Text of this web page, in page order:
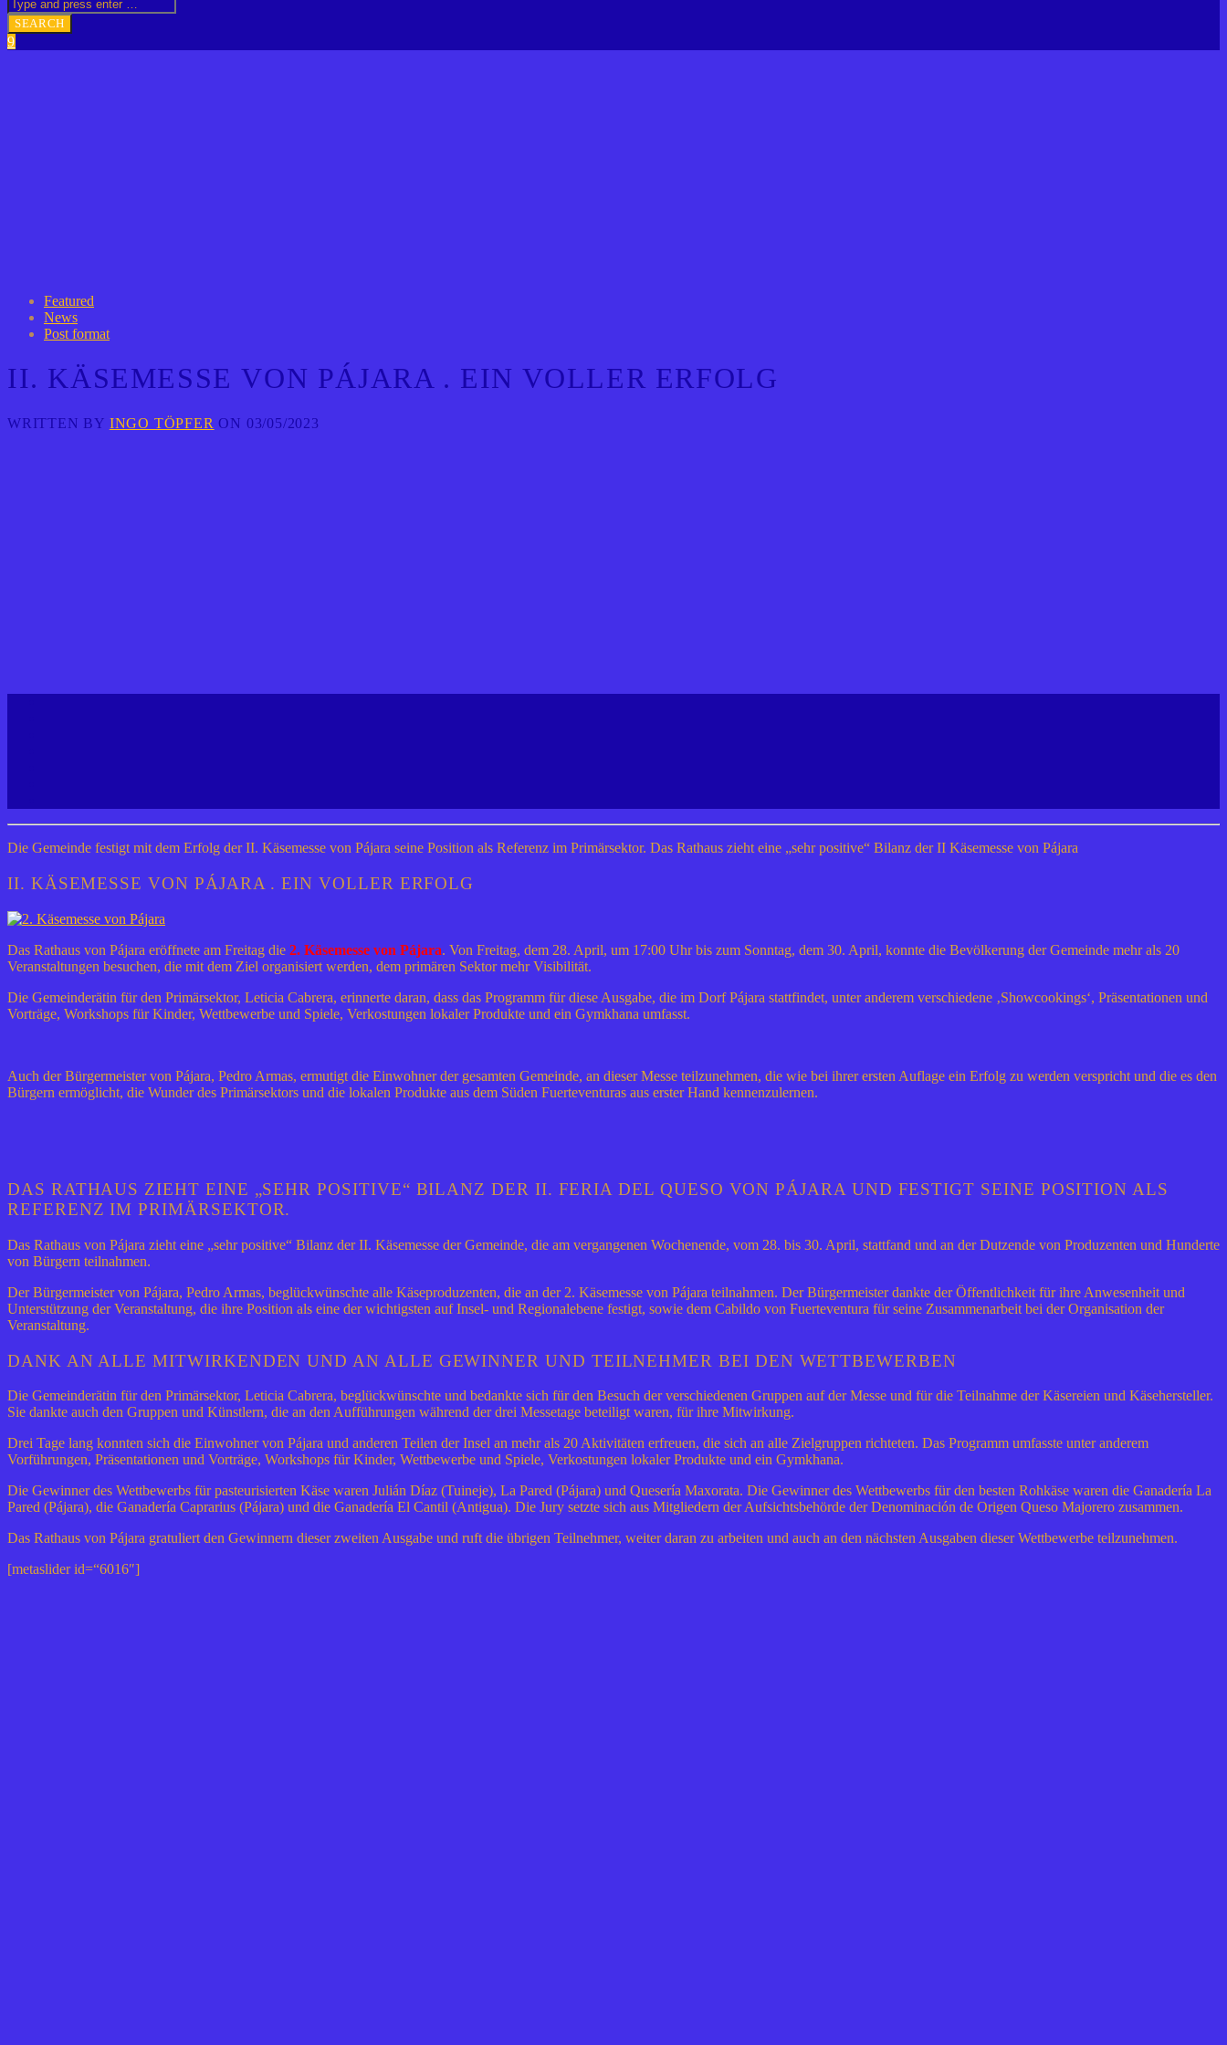
Featured
News
Post format
II. KÄSEMESSE VON PÁJARA . EIN VOLLER ERFOLG
WRITTEN BY INGO TÖPFER ON 03/05/2023
Die Gemeinde festigt mit dem Erfolg der II. Käsemesse von Pájara seine Position als Referenz im Primärsektor. Das Rathaus zieht eine „sehr positive“ Bilanz der II Käsemesse von Pájara
II. KÄSEMESSE VON PÁJARA . EIN VOLLER ERFOLG
Das Rathaus von Pájara eröffnete am Freitag die 2. Käsemesse von Pájara. Von Freitag, dem 28. April, um 17:00 Uhr bis zum Sonntag, dem 30. April, konnte die Bevölkerung der Gemeinde mehr als 20
Veranstaltungen besuchen, die mit dem Ziel organisiert werden, dem primären Sektor mehr Visibilität.
Die Gemeinderätin für den Primärsektor, Leticia Cabrera, erinnerte daran, dass das Programm für diese Ausgabe, die im Dorf Pájara stattfindet, unter anderem verschiedene ‚Showcookings‘, Präsentationen und
Vorträge, Workshops für Kinder, Wettbewerbe und Spiele, Verkostungen lokaler Produkte und ein Gymkhana umfasst.
Auch der Bürgermeister von Pájara, Pedro Armas, ermutigt die Einwohner der gesamten Gemeinde, an dieser Messe teilzunehmen, die wie bei ihrer ersten Auflage ein Erfolg zu werden verspricht und die es den
Bürgern ermöglicht, die Wunder des Primärsektors und die lokalen Produkte aus dem Süden Fuerteventuras aus erster Hand kennenzulernen.
DAS RATHAUS ZIEHT EINE „SEHR POSITIVE“ BILANZ DER II. FERIA DEL QUESO VON PÁJARA UND FESTIGT SEINE POSITION ALS
REFERENZ IM PRIMÄRSEKTOR.
Das Rathaus von Pájara zieht eine „sehr positive“ Bilanz der II. Käsemesse der Gemeinde, die am vergangenen Wochenende, vom 28. bis 30. April, stattfand und an der Dutzende von Produzenten und Hunderte
von Bürgern teilnahmen.
Der Bürgermeister von Pájara, Pedro Armas, beglückwünschte alle Käseproduzenten, die an der 2. Käsemesse von Pájara teilnahmen. Der Bürgermeister dankte der Öffentlichkeit für ihre Anwesenheit und
Unterstützung der Veranstaltung, die ihre Position als eine der wichtigsten auf Insel- und Regionalebene festigt, sowie dem Cabildo von Fuerteventura für seine Zusammenarbeit bei der Organisation der
Veranstaltung.
DANK AN ALLE MITWIRKENDEN UND AN ALLE GEWINNER UND TEILNEHMER BEI DEN WETTBEWERBEN
Die Gemeinderätin für den Primärsektor, Leticia Cabrera, beglückwünschte und bedankte sich für den Besuch der verschiedenen Gruppen auf der Messe und für die Teilnahme der Käsereien und Käsehersteller.
Sie dankte auch den Gruppen und Künstlern, die an den Aufführungen während der drei Messetage beteiligt waren, für ihre Mitwirkung.
Drei Tage lang konnten sich die Einwohner von Pájara und anderen Teilen der Insel an mehr als 20 Aktivitäten erfreuen, die sich an alle Zielgruppen richteten. Das Programm umfasste unter anderem
Vorführungen, Präsentationen und Vorträge, Workshops für Kinder, Wettbewerbe und Spiele, Verkostungen lokaler Produkte und ein Gymkhana.
Die Gewinner des Wettbewerbs für pasteurisierten Käse waren Julián Díaz (Tuineje), La Pared (Pájara) und Quesería Maxorata. Die Gewinner des Wettbewerbs für den besten Rohkäse waren die Ganadería La
Pared (Pájara), die Ganadería Caprarius (Pájara) und die Ganadería El Cantil (Antigua). Die Jury setzte sich aus Mitgliedern der Aufsichtsbehörde der Denominación de Origen Queso Majorero zusammen.
Das Rathaus von Pájara gratuliert den Gewinnern dieser zweiten Ausgabe und ruft die übrigen Teilnehmer, weiter daran zu arbeiten und auch an den nächsten Ausgaben dieser Wettbewerbe teilzunehmen.
[metaslider id=“6016″]